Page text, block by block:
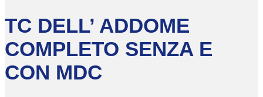
TC DELL’ ADDOME
COMPLETO SENZA E
CON MDC